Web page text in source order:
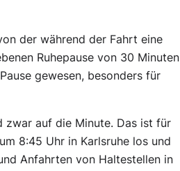
der während der Fahrt eine
Ruhepause von 30 Minuten
gewesen, besonders für
zwar auf die Minute. Das ist für
8:45 Uhr in Karlsruhe los und
Anfahrten von Haltestellen in